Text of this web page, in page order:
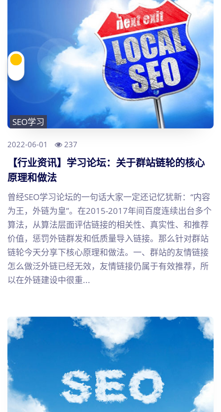
SEO学习
2022-06-01 237
【行业资讯】学习论坛：关于群站链轮的核心
原理和做法
曾经SEO学习论坛的一句话大家一定还记忆犹新：“内容
为王，外链为皇”。在2015-2017年间百度连续出台多个
算法，从算法层面评估链接的相关性、真实性、和推荐
价值，惩罚外链群发和低质量导入链接。那么针对群站
链轮今天分享下核心原理和做法。一、群站的友情链接
怎么做泛外链已经无效，友情链接仍属于有效推荐，所
以在外链建设中很重...